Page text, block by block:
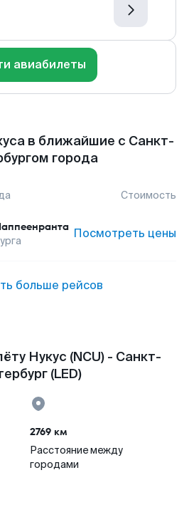
авиабилеты
в ближайшие с Санкт-
города
Стоимость
Посмотреть цены
больше рейсов
Нукус (NCU) - Санкт-
(LED)
2769 км
Расстояние между
городами